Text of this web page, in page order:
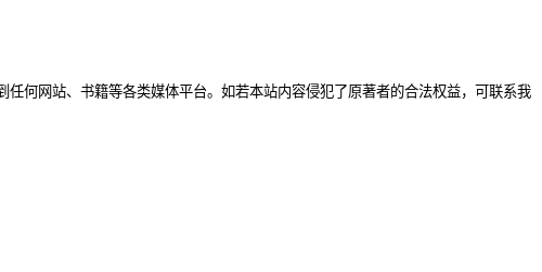
何网站、书籍等各类媒体平台。如若本站内容侵犯了原著者的合法权益，可联系我